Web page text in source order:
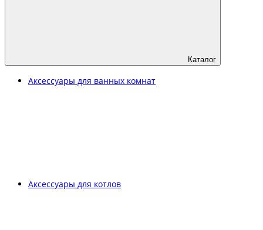
Каталог
Аксессуары для ванных комнат
Аксессуары для котлов